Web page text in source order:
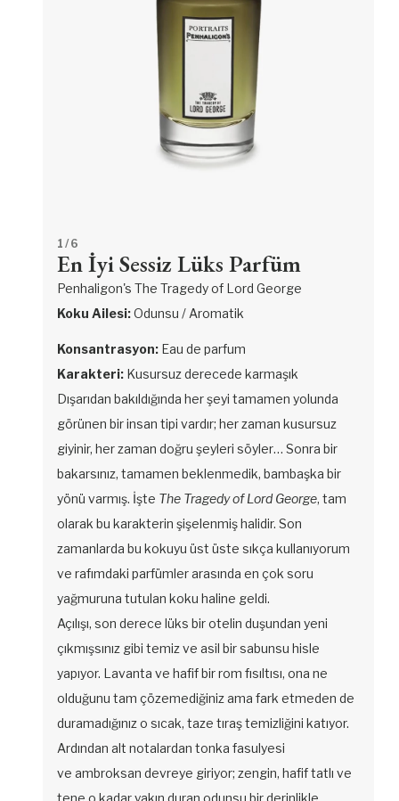
1 / 6
En İyi Sessiz Lüks Parfüm
Penhaligon's The Tragedy of Lord George
Koku Ailesi:Odunsu / Aromatik
Konsantrasyon: Eau de parfum
Karakteri: Kusursuz derecede karmaşık
Dışarıdan bakıldığında her şeyi tamamen yolunda
görünen bir insan tipi vardır; her zaman kusursuz
giyinir, her zaman doğru şeyleri söyler… Sonra bir
bakarsınız, tamamen beklenmedik, bambaşka bir
yönü varmış. İşte The Tragedy of Lord George, tam
olarak bu karakterin şişelenmiş halidir. Son
zamanlarda bu kokuyu üst üste sıkça kullanıyorum
ve rafımdaki parfümler arasında en çok soru
yağmuruna tutulan koku haline geldi.
Açılışı, son derece lüks bir otelin duşundan yeni
çıkmışsınız gibi temiz ve asil bir sabunsu hisle
yapıyor. Lavanta ve hafif bir rom fısıltısı, ona ne
olduğunu tam çözemediğiniz ama fark etmeden de
duramadığınız o sıcak, taze tıraş temizliğini katıyor.
Ardından alt notalardan tonka fasulyesi
ve ambroksan devreye giriyor; zengin, hafif tatlı ve
tene o kadar yakın duran odunsu bir derinlikle